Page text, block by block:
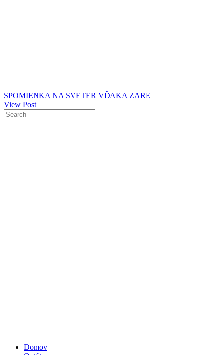
SPOMIENKA NA SVETER VĎAKA ZARE
View Post
Domov